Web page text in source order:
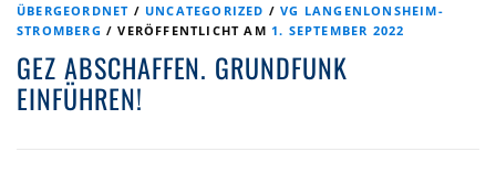
ÜBERGEORDNET / UNCATEGORIZED /VG LANGENLONSHEIM-
STROMBERG /VERÖFFENTLICHT AM 1. SEPTEMBER 2022
GEZ ABSCHAFFEN. GRUNDFUNK
EINFÜHREN!